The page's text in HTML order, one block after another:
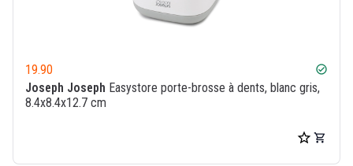
19.90 check_circle
Joseph Joseph Easystore porte-brosse à dents, blanc gris,
8.4x8.4x12.7 cm